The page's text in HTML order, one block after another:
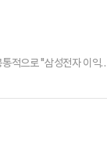
적으로 "삼성전자 이익
반도체 시대 들어 삼성